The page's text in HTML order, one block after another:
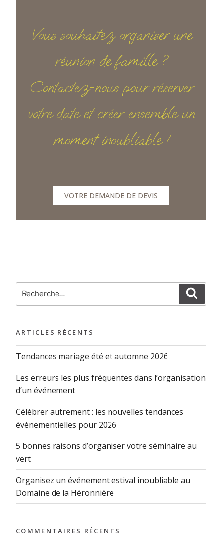
Vous souhaitez organiser une
réunion de famille ?
Contactez-nous pour réserver
votre date et créer ensemble un
moment inoubliable !
VOTRE DEMANDE DE DEVIS
ARTICLES RÉCENTS
Tendances mariage été et automne 2026
Les erreurs les plus fréquentes dans l’organisation
d’un événement
Célébrer autrement : les nouvelles tendances
événementielles pour 2026
5 bonnes raisons d’organiser votre séminaire au
vert
Organisez un événement estival inoubliable au
Domaine de la Héronnière
COMMENTAIRES RÉCENTS